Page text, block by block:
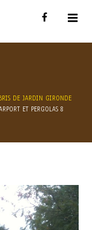
DE JARDIN GIRONDE
ET PERGOLAS 8